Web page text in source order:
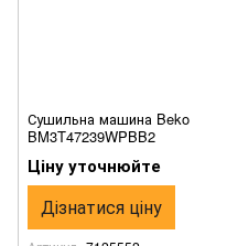
Сушильна машина Beko
BM3T47239WPBB2
Ціну уточнюйте
Дізнатися ціну